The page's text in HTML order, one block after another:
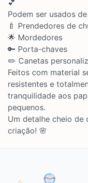
💕
Podem ser usados
🍼 Prendedores de
🌟 Mordedores
🔑 Porta-chaves
✏️ Canetas
Feitos com material
resistentes e
tranquilidade aos
pequenos.
Um detalhe cheio de
criação! 🌸